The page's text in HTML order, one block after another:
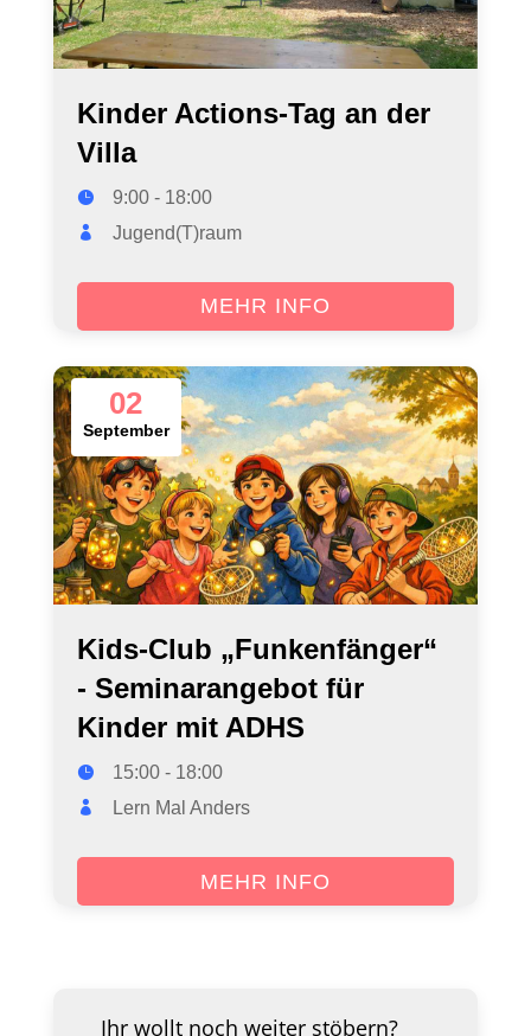
Kinder Actions-Tag an der
Villa
9:00 - 18:00
Jugend(T)raum
MEHR INFO
02
September
Kids-Club „Funkenfänger“
- Seminarangebot für
Kinder mit ADHS
15:00 - 18:00
Lern Mal Anders
MEHR INFO
Ihr wollt noch weiter stöbern?